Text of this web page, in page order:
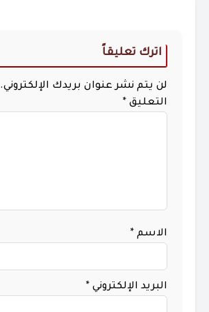
اترك تعليقاً
لن يتم نشر عنوان بريدك الإلكتروني.
التعليق *
الاسم *
البريد الإلكتروني *